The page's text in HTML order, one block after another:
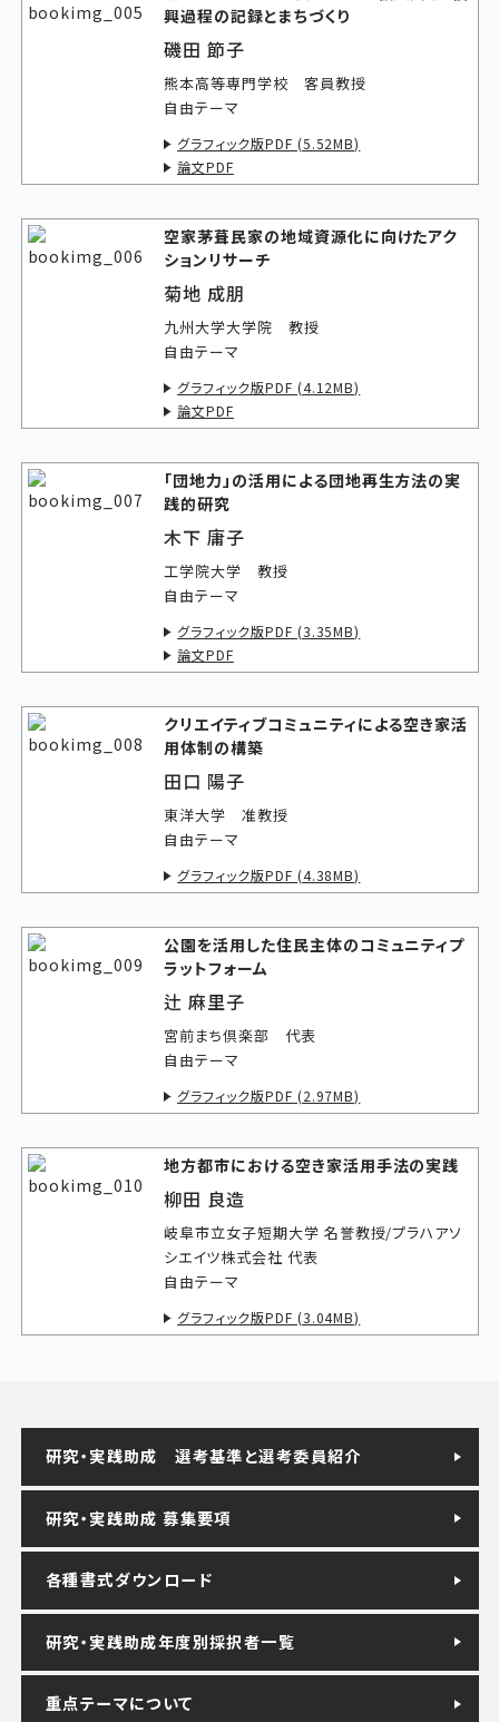
興過程の記録とまちづくり
磯田 節子
熊本高等専門学校 客員教授
自由テーマ
グラフィック版PDF (5.52MB)
論文PDF
空家茅葺民家の地域資源化に向けたアク
ションリサーチ
菊地 成朋
九州大学大学院 教授
自由テーマ
グラフィック版PDF (4.12MB)
論文PDF
「団地力」の活用による団地再生方法の実
践的研究
木下 庸子
工学院大学 教授
自由テーマ
グラフィック版PDF (3.35MB)
論文PDF
クリエイティブコミュニティによる空き家活
用体制の構築
田口 陽子
東洋大学 准教授
自由テーマ
グラフィック版PDF (4.38MB)
公園を活用した住民主体のコミュニティプ
ラットフォーム
辻 麻里子
宮前まち倶楽部 代表
自由テーマ
グラフィック版PDF (2.97MB)
地方都市における空き家活用手法の実践
柳田 良造
岐阜市立女子短期大学 名誉教授/プラハアソ
シエイツ株式会社 代表
自由テーマ
グラフィック版PDF (3.04MB)
研究・実践助成選考基準と選考委員紹介
研究・実践助成 募集要項
各種書式ダウンロード
研究・実践助成年度別採択者一覧
重点テーマについて